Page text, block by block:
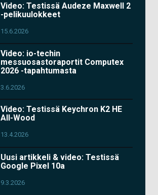
Video: Testissä Audeze Maxwell 2
-pelikuulokkeet
15.6.2026
Video: io-techin
messuosastoraportit Computex
2026 -tapahtumasta
3.6.2026
Video: Testissä Keychron K2 HE
All-Wood
13.4.2026
Uusi artikkeli & video: Testissä
Google Pixel 10a
9.3.2026